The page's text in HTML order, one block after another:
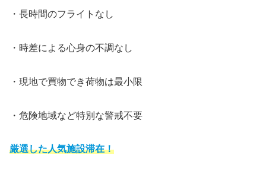
・長時間のフライトなし
・時差による心身の不調なし
・現地で買物でき荷物は最小限
・危険地域など特別な警戒不要
厳選した人気施設滞在！